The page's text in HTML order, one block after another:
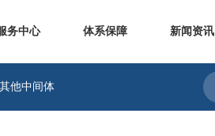
务中心 体系保障 新闻资讯
其他中间体